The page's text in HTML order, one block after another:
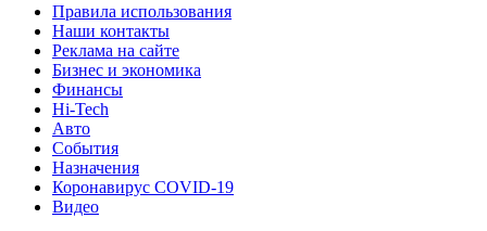
Правила использования
Наши контакты
Реклама на сайте
Бизнес и экономика
Финансы
Hi-Tech
Авто
События
Назначения
Коронавирус COVID-19
Видео